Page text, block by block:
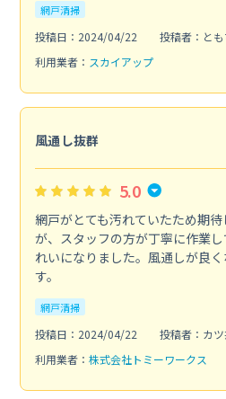
網戸清掃
投稿日：2024/04/22
投稿者：と
利用業者： スカイアップ
風通し抜群
5.0
網戸がとても汚れていたため期
が、スタッフの方が丁寧に作業
れいになりました。風通しが良
す。
網戸清掃
投稿日：2024/04/22
投稿者：カ
利用業者： 株式会社トミーワークス